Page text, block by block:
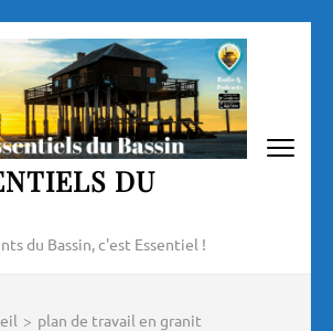
DU
du Bassin, c'est Essentiel !
> plan de travail en granit